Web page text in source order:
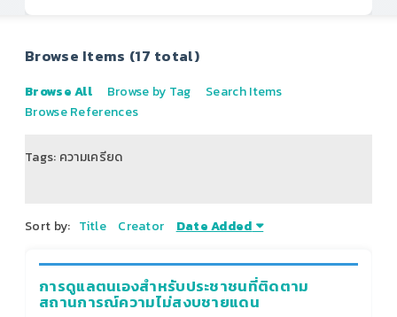
Browse Items (17 total)
Browse All Browse by Tag
Search Items
Browse References
Tags: ความเครียด
Sort by: Title Creator Date Added
การดูแลตนเองสำหรับประชาชนที่ติดตาม
สถานการณ์ความไม่สงบชายแดน